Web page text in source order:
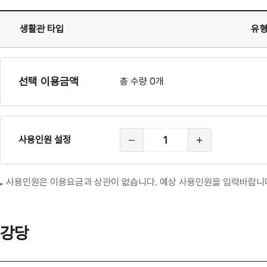
생
활
생활관 타입 유형
생
활
선택 이용금액 총 수량 0개
사용인원 설정
총
참
여
사용인원은 이용요금과 상관이 없습니다. 예상 사용인원을 입력바랍니
강당